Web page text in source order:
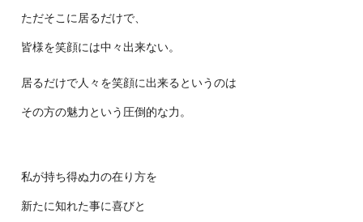
ただそこに居るだけで、
皆様を笑顔には中々出来ない。
居るだけで人々を笑顔に出来るというのは
その方の魅力という圧倒 的な力。
私が持ち得ぬ力の在り方を
新たに知れた事に喜びと